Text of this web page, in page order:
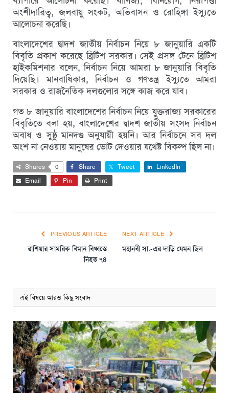
অংশীদা‌রিত্ব, জলবায়ু সংকট, অ‌ভিবাসন ও রো‌হিঙ্গা ইস্যুতে
আলোচনা করেছি।
বাংলাদেশের দ্বাদশ জাতীয় নির্বাচন নিয়ে ৮ জানুয়া‌রি একটি
বিবৃতি প্রকাশ করেছে ব্রিটিশ সরকার। সেই প্রসঙ্গ টেনে ব্রিটিশ
হাইকমিশনার বলেন, নির্বাচন নিয়ে আমরা ৮ জানুয়া‌রি বিবৃতি
দিয়ে‌ছি। মানবাধিকার, নির্বাচন ও গণতন্ত্র ইস্যুতে আমরা
সরকার ও রাজনৈতিক দলগুলোর সঙ্গে কাজ করে যাব।
গত ৮ জানুয়ারি বাংলাদেশের নির্বাচন নিয়ে যুক্তরাজ্য সরকারের
বিবৃতিতে বলা হয়, বাংলাদেশের দ্বাদশ জাতীয় সংসদ নির্বাচন
অবাধ ও সুষ্ঠু মানদণ্ড অনুযায়ী হয়নি। আর নির্বাচনে সব দল
অংশ না নেওয়ায় মানুষের ভোট দেওয়ার যথেষ্ট বিকল্প ছিল না।
Shares 0 Share Tweet
LinkedIn
Email
Pin Print
PREVIOUS ARTICLE
রাশিয়ার সামরিক বিমান বিধ্বস্তে
নিহত ৭৪
NEXT ARTICLE
মহানবী সা.-এর দাড়ি যেমন ছিল
এই বিষয়ে আরও কিছু সংবাদ